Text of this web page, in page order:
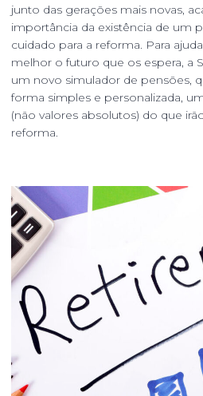
junto das gerações mais novas,
importância da existência de um
cuidado para a reforma. Para
melhor o futuro que os espera, a
um novo simulador de pensões,
forma simples e personalizada,
(não valores absolutos) do que
reforma.